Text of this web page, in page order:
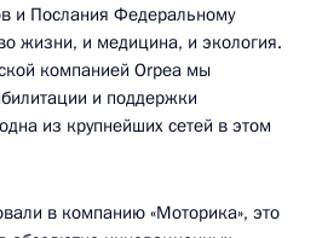
и Послания Федеральному
жизни, и медицина, и экология.
компанией Orpea мы
и поддержки
из крупнейших сетей в этом
в компанию «Моторика», это